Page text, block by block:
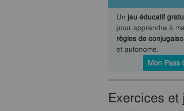
Un jeu éducatif
pour apprendre à
règles de
et autonome.
Mon Pass
Exercices et